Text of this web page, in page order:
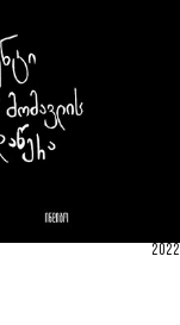
2022